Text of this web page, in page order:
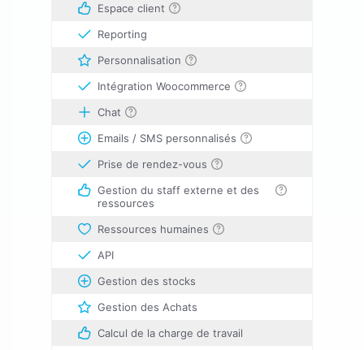
Espace client
Reporting
Personnalisation
Intégration Woocommerce
Chat
Emails / SMS personnalisés
Prise de rendez-vous
Gestion du staff externe et des
ressources
Ressources humaines
API
Gestion des stocks
Gestion des Achats
Calcul de la charge de travail